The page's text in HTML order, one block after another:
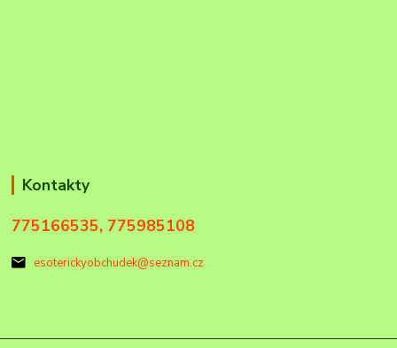
Kontakty
775166535, 775985108
esoterickyobchudek@seznam.cz